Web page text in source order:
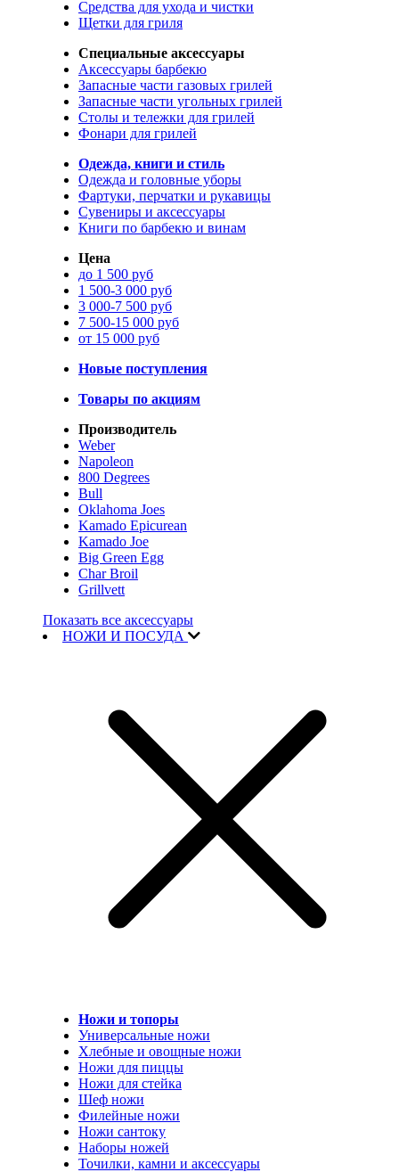
Средства для ухода и чистки
Щетки для гриля
Специальные аксессуары
Аксессуары барбекю
Запасные части газовых грилей
Запасные части угольных грилей
Столы и тележки для грилей
Фонари для грилей
Одежда, книги и стиль
Одежда и головные уборы
Фартуки, перчатки и рукавицы
Сувениры и аксессуары
Книги по барбекю и винам
Цена
до 1 500 руб
1 500-3 000 руб
3 000-7 500 руб
7 500-15 000 руб
от 15 000 руб
Новые поступления
Товары по акциям
Производитель
Weber
Napoleon
800 Degrees
Bull
Oklahoma Joes
Kamado Epicurean
Kamado Joe
Big Green Egg
Char Broil
Grillvett
Показать все аксессуары
НОЖИ И ПОСУДА
Ножи и топоры
Универсальные ножи
Хлебные и овощные ножи
Ножи для пиццы
Ножи для стейка
Шеф ножи
Филейные ножи
Ножи сантоку
Наборы ножей
Точилки, камни и аксессуары